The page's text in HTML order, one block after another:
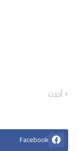
أحدث
Facebook